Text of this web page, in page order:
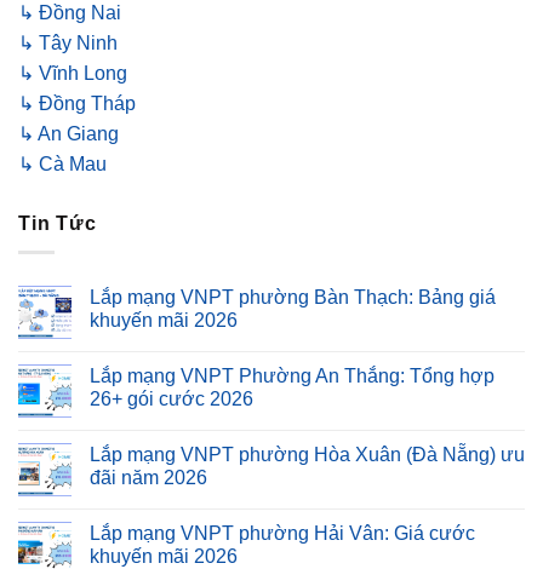
↳ Đồng Nai
↳ Tây Ninh
↳ Vĩnh Long
↳ Đồng Tháp
↳ An Giang
↳ Cà Mau
Tin Tức
Lắp mạng VNPT phường Bàn Thạch: Bảng giá
khuyến mãi 2026
Lắp mạng VNPT Phường An Thắng: Tổng hợp
26+ gói cước 2026
Lắp mạng VNPT phường Hòa Xuân (Đà Nẵng) ưu
đãi năm 2026
Lắp mạng VNPT phường Hải Vân: Giá cước
khuyến mãi 2026